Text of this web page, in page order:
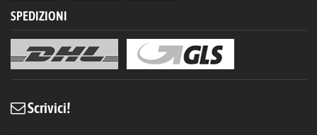
SPEDIZIONI
Scrivici!